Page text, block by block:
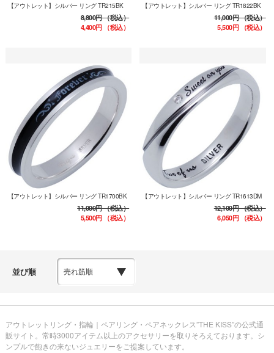
【アウトレット】シルバー リング TR215BK
8,800円（税込）
4,400円（税込）
【アウトレット】シルバー リング TR1822BK
11,000円（税込）
5,500円（税込）
【アウトレット】シルバー リング TR1700BK
11,000円（税込）
5,500円（税込）
【アウトレット】シルバー リング TR1613DM
12,100円（税込）
6,050円（税込）
並び順
アウトレットリング・指輪｜ペアリング・ペアネックレス”THE KISS”の公式通
販サイト。常時3000アイテム以上のアクセサリーを取りそろえております。シ
ンプルで飽きの来ないジュエリーをご提案しています。